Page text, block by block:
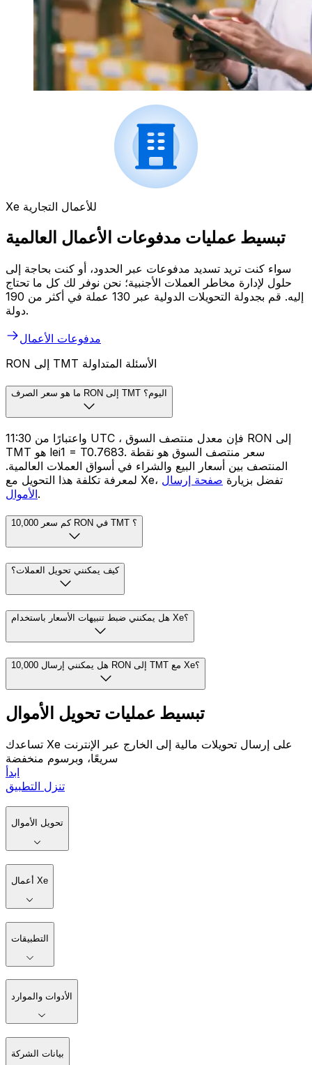
Xe للأعمال التجارية
تبسيط عمليات مدفوعات الأعمال العالمية
سواء كنت تريد تسديد مدفوعات عبر الحدود، أو كنت بحاجة إلى
حلول لإدارة مخاطر العملات الأجنبية؛ نحن نوفر لك كل ما تحتاج
إليه. قم بجدولة التحويلات الدولية عبر 130 عملة في أكثر من 190
دولة.
مدفوعات الأعمال
RON إلى TMT الأسئلة المتداولة
ما هو سعر الصرف RON إلى TMT اليوم؟
واعتبارًا من 11:30 UTC ، فإن معدل منتصف السوق RON إلى
TMT هو lei1 = T0.7683. سعر منتصف السوق هو نقطة
المنتصف بين أسعار البيع والشراء في أسواق العملات العالمية.
لمعرفة تكلفة هذا التحويل مع Xe، تفضل بزيارة صفحة إرسال
الأموال.
كم سعر 10,000 RON في TMT ؟
كيف يمكنني تحويل العملات؟
هل يمكنني ضبط تنبيهات الأسعار باستخدام Xe؟
هل يمكنني إرسال 10,000 RON إلى TMT مع Xe؟
تبسيط عمليات تحويل الأموال
تساعدك Xe على إرسال تحويلات مالية إلى الخارج عبر الإنترنت
سريعًا، وبرسوم منخفضة
ابدأ
تنزل التطبيق
تحويل الأموال
أعمال Xe
التطبيقات
الأدوات والموارد
بيانات الشركة